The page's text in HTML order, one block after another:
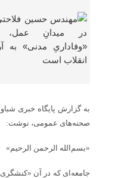
به گزارش پایگاه خبری
صحنه‌های عمومی، نوشت:
«بسم‌الله الرحمن الرحیم»
جامعه‌ای که در آن